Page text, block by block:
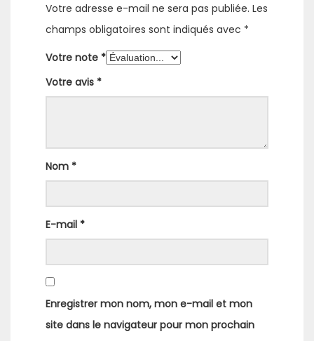
Votre adresse e-mail ne sera pas publiée. Les
champs obligatoires sont indiqués avec *
Votre note *
Votre avis *
Nom *
E-mail *
Enregistrer mon nom, mon e-mail et mon
site dans le navigateur pour mon prochain